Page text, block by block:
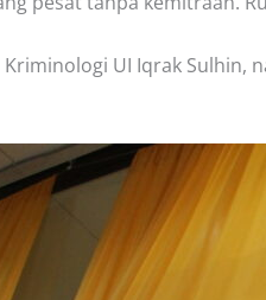
UI Iqrak Sulhin,